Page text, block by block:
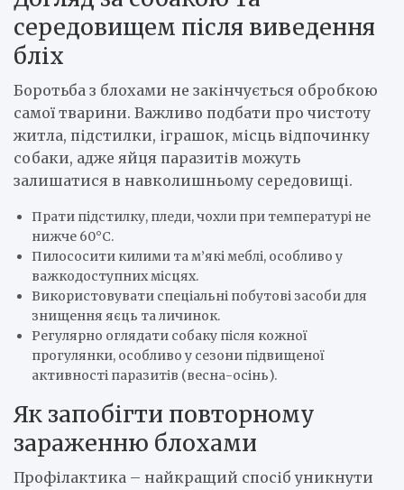
середовищем після виведення
бліх
Боротьба з блохами не закінчується обробкою
самої тварини. Важливо подбати про чистоту
житла, підстилки, іграшок, місць відпочинку
собаки, адже яйця паразитів можуть
залишатися в навколишньому середовищі.
Прати підстилку, пледи, чохли при температурі не
нижче 60°C.
Пилососити килими та м’які меблі, особливо у
важкодоступних місцях.
Використовувати спеціальні побутові засоби для
знищення яєць та личинок.
Регулярно оглядати собаку після кожної
прогулянки, особливо у сезони підвищеної
активності паразитів (весна-осінь).
Як запобігти повторному
зараженню блохами
Профілактика – найкращий спосіб уникнути